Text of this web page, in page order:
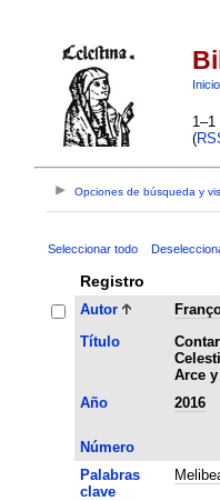
Inicio
(
Opciones de búsqueda y
Seleccionar todo
Registro
Autor
Título
Arce
Año
2016
Número
Palabras
clave